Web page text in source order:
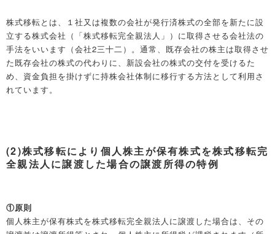
株式移転とは、１社又は複数の会社が発行済株式の全部を新たに設
立する株式会社（「株式移転完全親法人」）に取得させる会社法の
手法をいいます（会社2三十二）。通常、既存会社の株主は取得させ
た既存会社の株式の代わりに、新設会社の株式の交付を受けるた
め、資金負担を掛けずに持株会社体制に移行する方法として利用さ
れています。
(2)株式移転により個人株主が保有株式を株式移転完
全親法人に譲渡した場合の譲渡所得の特例
①原則
個人株主が保有株式を株式移転完全親法人に譲渡した場合は、その